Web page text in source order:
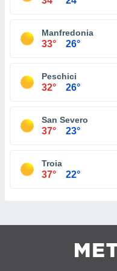
Manfredonia
33° 26°
Peschici
32° 26°
San Severo
37° 23°
Troia
37° 22°